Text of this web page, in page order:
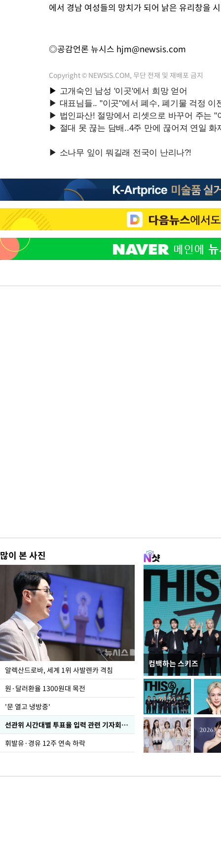
에서 경남 여성들의 망치가 되어 낡은 유리창을
◎공감언론 뉴시스 hjm@newsis.com
Copyright © NEWSIS.COM, 무단 전재 및 재배포 금지
많이 본 사진
알렉산드로바, 세계 1위 사발렌카 격침
원·달러환율 1300원대 목전
'문 열고 냉방중'
선관위 시간대별 투표율 입력 관련 기자회견하는 주진우 의원
휘발유·경유 12주 연속 하락
컴백하는 스키즈
폭염 속 주말 풍경은?